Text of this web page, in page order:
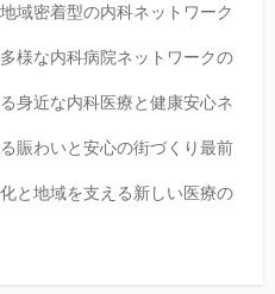
域密着型の内科ネットワーク
様な内科病院ネットワークの
身近な内科医療と健康安心ネ
賑わいと安心の街づくり最前
と地域を支える新しい医療の